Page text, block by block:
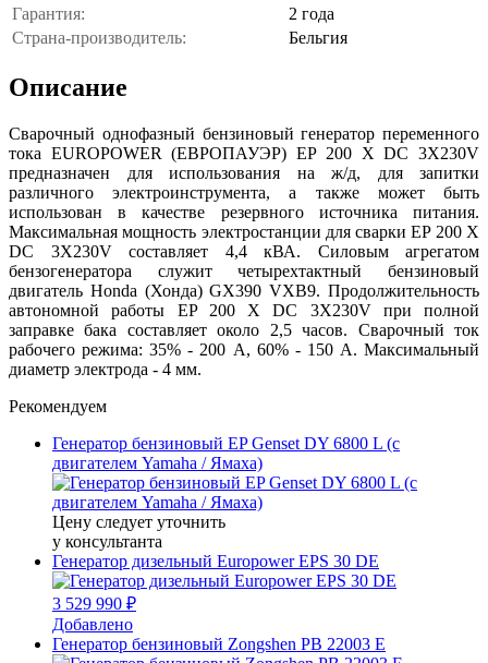
Гарантия:
2 года
Страна-производитель:
Бельгия
Описание
Сварочный однофазный бензиновый генератор переменного
тока EUROPOWER (ЕВРОПАУЭР) EP 200 Х DC 3X230V
предназначен для использования на ж/д, для запитки
различного электроинструмента, а также может быть
использован в качестве резервного источника питания.
Максимальная мощность электростанции для сварки EP 200 Х
DC 3X230V составляет 4,4 кВА. Силовым агрегатом
бензогенератора служит четырехтактный бензиновый
двигатель Honda (Хонда) GX390 VXB9. Продолжительность
автономной работы EP 200 Х DC 3X230V при полной
заправке бака составляет около 2,5 часов. Сварочный ток
рабочего режима: 35% - 200 А, 60% - 150 А. Максимальный
диаметр электрода - 4 мм.
Рекомендуем
Генератор бензиновый EP Genset DY 6800 L (с
двигателем Yamaha / Ямаха)
Цену следует уточнить
у консультанта
Генератор дизельный Europower EPS 30 DE
3 529 990 ₽
Добавлено
Генератор бензиновый Zongshen PB 22003 E